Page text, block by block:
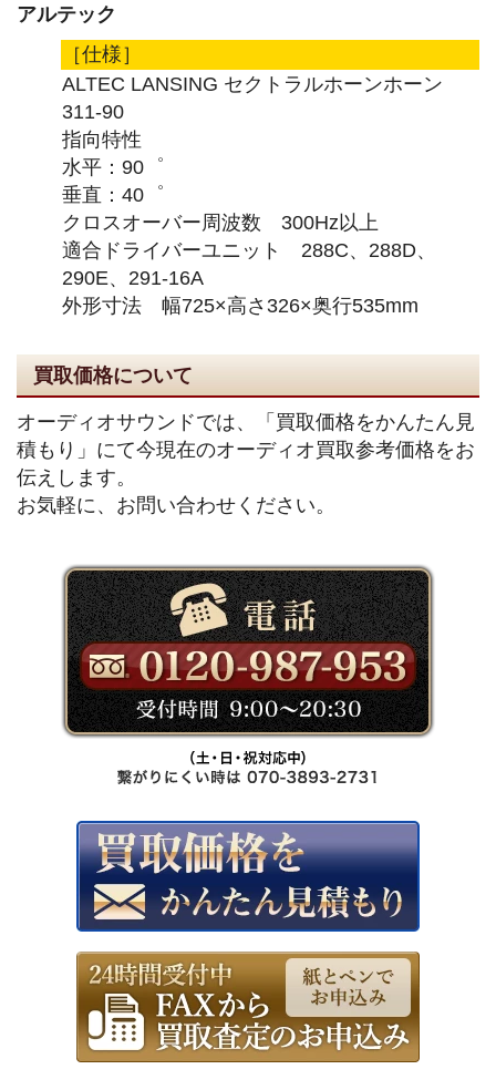
アルテック
［仕様］
ALTEC LANSING セクトラルホーンホーン
311-90
指向特性
水平：90゜
垂直：40゜
クロスオーバー周波数 300Hz以上
適合ドライバーユニット 288C、288D、
290E、291-16A
外形寸法 幅725×高さ326×奥行535mm
買取価格について
オーディオサウンドでは、「買取価格をかんたん見
積もり」にて今現在のオーディオ買取参考価格をお
伝えします。
お気軽に、お問い合わせください。